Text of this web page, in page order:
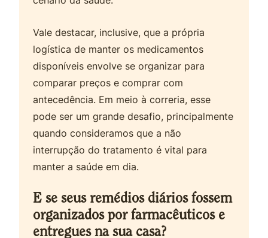
Vale destacar, inclusive, que a própria
logística de manter os medicamentos
disponíveis envolve se organizar para
comparar preços e comprar com
antecedência. Em meio à correria, esse
pode ser um grande desafio, principalmente
quando consideramos que a não
interrupção do tratamento é vital para
manter a saúde em dia.
E se seus remédios diários fossem
organizados por farmacêuticos e
entregues na sua casa?